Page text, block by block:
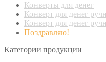
Конверты для денег
Конверт для денег
Конверт для денег
Поздравляю!
Категории продукции